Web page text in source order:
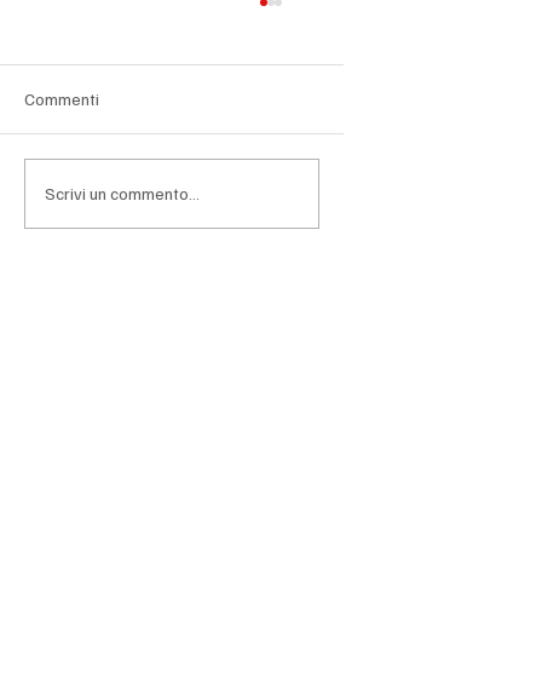
Commenti
Scrivi un commento...